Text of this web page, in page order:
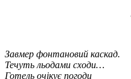
Завмер фонтановий каскад.
Течуть льодами сходи…
Готель очікує погоди